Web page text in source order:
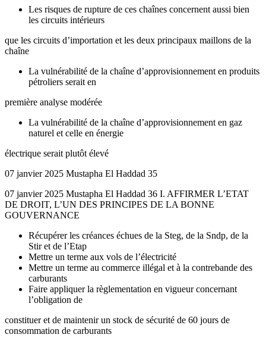
Les risques de rupture de ces chaînes concernent aussi bien
les circuits intérieurs
que les circuits d’importation et les deux principaux maillons de la
chaîne
La vulnérabilité de la chaîne d’approvisionnement en produits
pétroliers serait en
première analyse modérée
La vulnérabilité de la chaîne d’approvisionnement en gaz
naturel et celle en énergie
électrique serait plutôt élevé
07 janvier 2025 Mustapha El Haddad 35
07 janvier 2025 Mustapha El Haddad 36 I. AFFIRMER L’ETAT
DE DROIT, L’UN DES PRINCIPES DE LA BONNE
GOUVERNANCE
Récupérer les créances échues de la Steg, de la Sndp, de la
Stir et de l’Etap
Mettre un terme aux vols de l’électricité
Mettre un terme au commerce illégal et à la contrebande des
carburants
Faire appliquer la règlementation en vigueur concernant
l’obligation de
constituer et de maintenir un stock de sécurité de 60 jours de
consommation de carburants